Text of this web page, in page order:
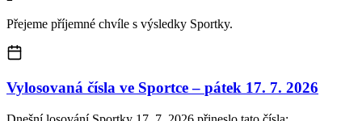
Přejeme příjemné chvíle s výsledky Sportky.
Vylosovaná čísla ve Sportce – pátek 17. 7. 2026